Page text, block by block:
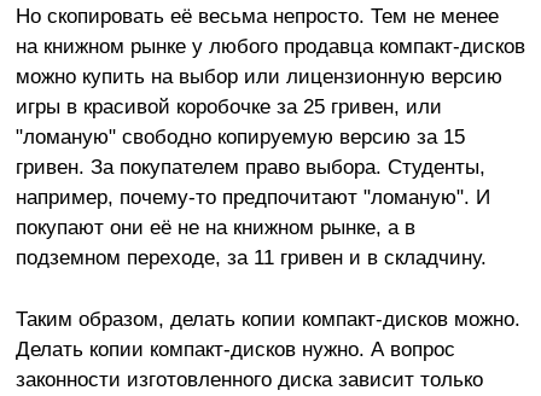
Но скопировать её весьма непросто. Тем не менее
на книжном рынке у любого продавца компакт-дисков
можно купить на выбор или лицензионную версию
игры в красивой коробочке за 25 гривен, или
"ломаную" свободно копируемую версию за 15
гривен. За покупателем право выбора. Студенты,
например, почему-то предпочитают "ломаную". И
покупают они её не на книжном рынке, а в
подземном переходе, за 11 гривен и в складчину.
Таким образом, делать копии компакт-дисков можно.
Делать копии компакт-дисков нужно. А вопрос
законности изготовленного диска зависит только